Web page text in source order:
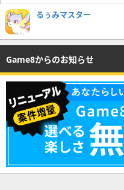
るぅみマスター
Game8からのお知らせ